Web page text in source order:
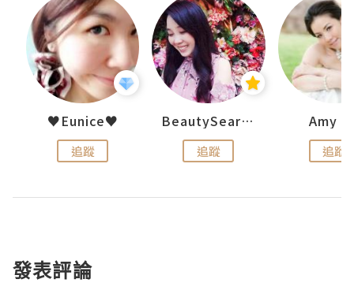
♥Eunice♥
追蹤
BeautySearch
追蹤
Amy
追蹤
發表評論